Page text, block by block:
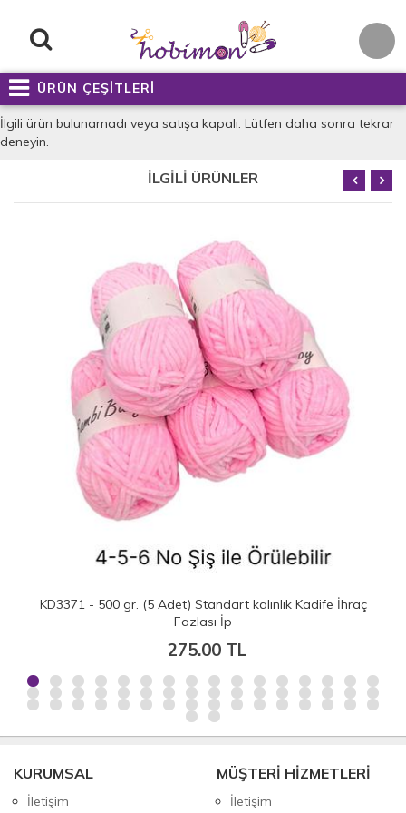
ÜRÜN ÇEŞİTLERİ
İlgili ürün bulunamadı veya satışa kapalı. Lütfen daha sonra tekrar
deneyin.
İLGİLİ ÜRÜNLER
KD3371 - 500 gr. (5 Adet) Standart kalınlık Kadife İhraç
Fazlası İp
275.00 TL
KURUMSAL
İletişim
MÜŞTERİ HİZMETLERİ
İletişim